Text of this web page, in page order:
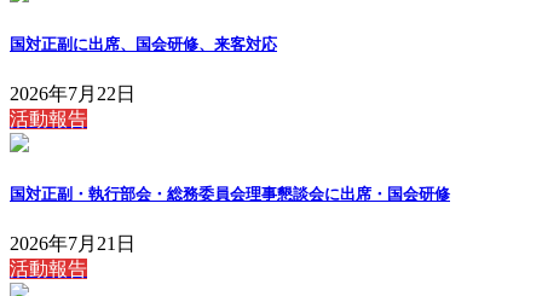
国対正副に出席、国会研修、来客対応
2026年7月22日
活動報告
国対正副・執行部会・総務委員会理事懇談会に出席・国会研修
2026年7月21日
活動報告